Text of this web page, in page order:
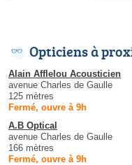
Opticiens à
Alain Afflelou Acousticien
avenue Charles de Gaulle
125 mètres
Fermé, ouvre à 9h
A.B Optical
avenue Charles de Gaulle
166 mètres
Fermé, ouvre à 9h